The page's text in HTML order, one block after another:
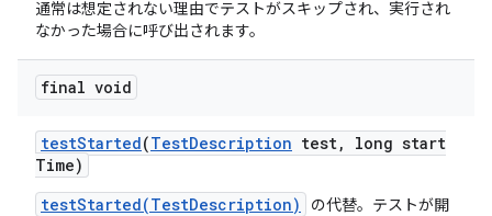
通常は想定されない理由でテストがスキップされ、実行され
なかった場合に呼び出されます。
final void
testStarted(TestDescription test,
long start
Time)
testStarted(TestDescription)
の代替。テストが開